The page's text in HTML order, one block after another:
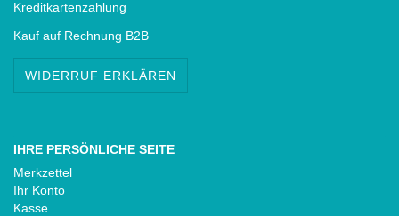
Kreditkartenzahlung
Kauf auf Rechnung B2B
WIDERRUF ERKLÄREN
IHRE PERSÖNLICHE SEITE
Merkzettel
Ihr Konto
Kasse